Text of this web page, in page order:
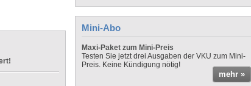
Mini-Abo
Maxi-Paket zum Mini-Preis
Testen Sie jetzt drei Ausgaben der VKU zum Mini-
Preis. Keine Kündigung nötig!
mehr »